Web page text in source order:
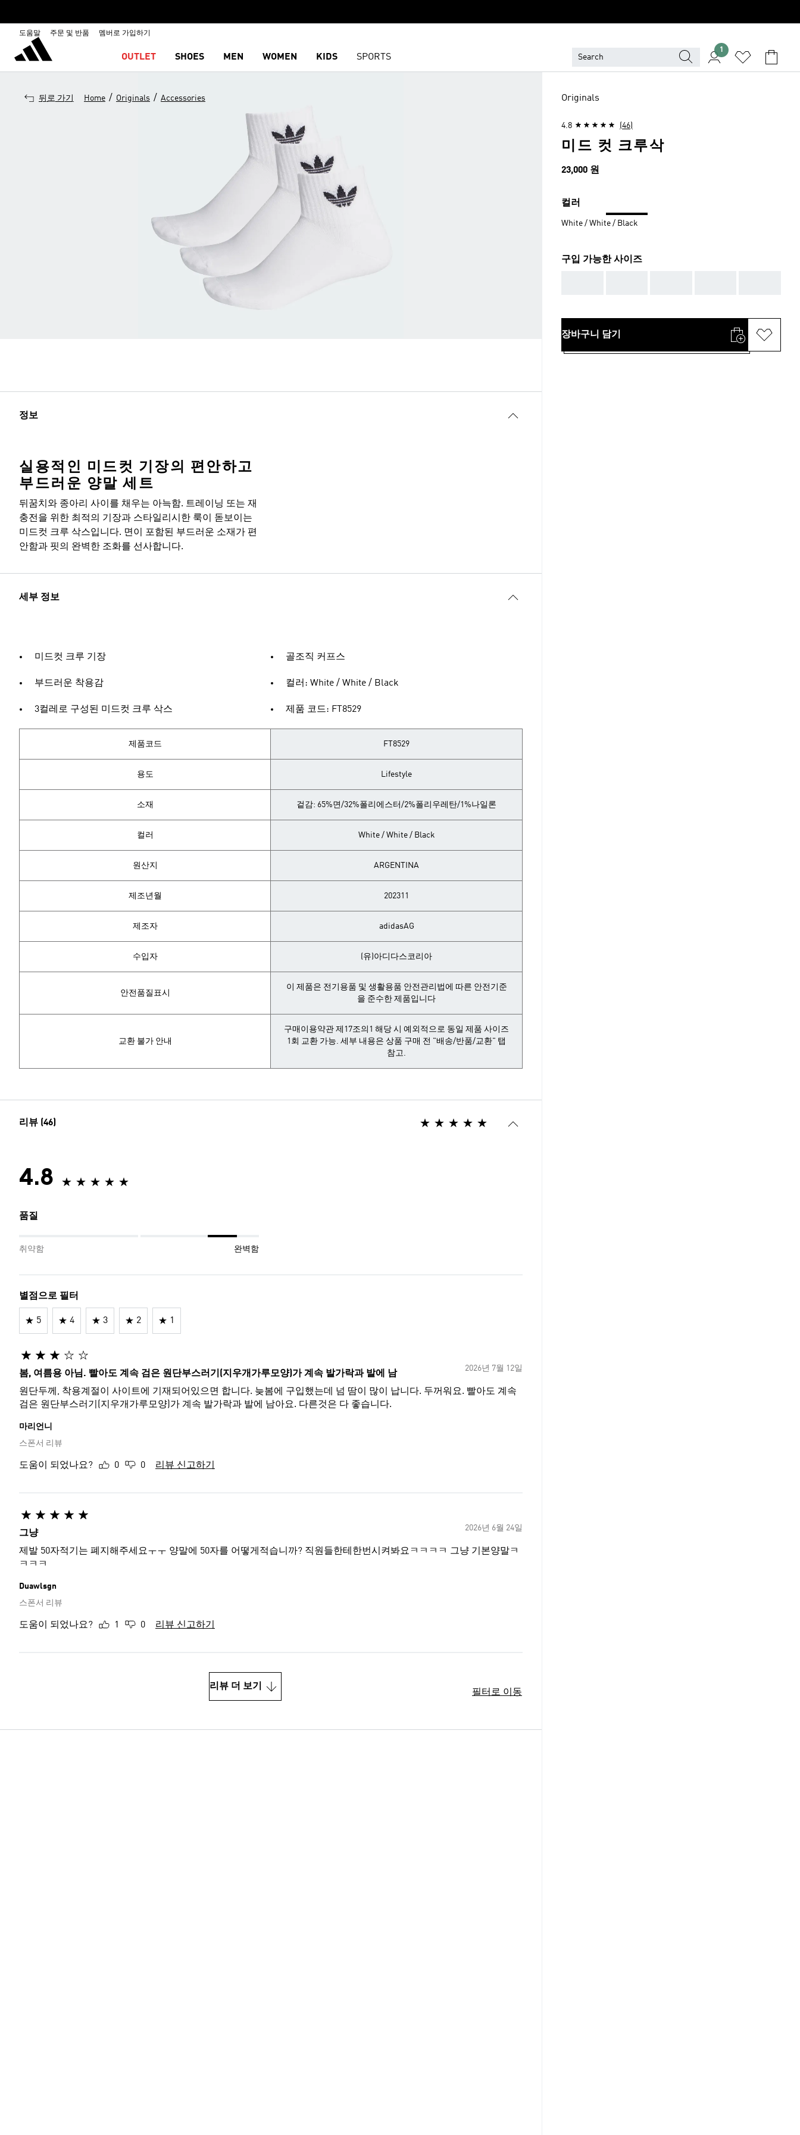
도움말 주문 및 반품 멤버로 가입하기
OUTLET SHOES MEN WOMEN KIDS SPORTS
1
뒤로 가기 Home / Originals / Accessories
정보
실용적인 미드컷 기장의 편안하고
부드러운 양말 세트
뒤꿈치와 종아리 사이를 채우는 아늑함. 트레이닝 또는 재
충전을 위한 최적의 기장과 스타일리시한 룩이 돋보이는
미드컷 크루 삭스입니다. 면이 포함된 부드러운 소재가 편
안함과 핏의 완벽한 조화를 선사합니다.
세부 정보
미드컷 크루 기장
부드러운 착용감
3컬레로 구성된 미드컷 크루 삭스
골조직 커프스
컬러: White / White / Black
제품 코드: FT8529
제품코드 FT8529
용도 Lifestyle
소재 겉감: 65%면/32%폴리에스터/2%폴리우레탄/1%나일론
컬러 White / White / Black
원산지 ARGENTINA
제조년월 202311
제조자 adidasAG
수입자 (유)아디다스코리아
안전품질표시
이 제품은 전기용품 및 생활용품 안전관리법에 따른 안전기준
을 준수한 제품입니다
교환 불가 안내
구매이용약관 제17조의1 해당 시 예외적으로 동일 제품 사이즈
1회 교환 가능. 세부 내용은 상품 구매 전 "배송/반품/교환" 탭
참고.
리뷰 (46)
4.8
품질
취약함 완벽함
별점으로 필터
5 4 3 2 1
2026년 7월 12일
봄, 여름용 아님. 빨아도 계속 검은 원단부스러기(지우개가루모양)가 계속 발가락과 발에 남
원단두께, 착용계절이 사이트에 기재되어있으면 합니다. 늦봄에 구입했는데 넘 땀이 많이 납니다. 두꺼워요. 빨아도 계속
검은 원단부스러기(지우개가루모양)가 계속 발가락과 발에 남아요. 다른것은 다 좋습니다.
마리언니
스폰서 리뷰
도움이 되었나요? 0 0 리뷰 신고하기
2026년 6월 24일
그냥
제발 50자적기는 폐지해주세요ㅜㅜ 양말에 50자를 어떻게적습니까? 직원들한테한번시켜봐요ㅋㅋㅋㅋ 그냥 기본양말ㅋ
ㅋㅋㅋ
Duawlsgn
스폰서 리뷰
도움이 되었나요? 1 0 리뷰 신고하기
리뷰 더 보기
필터로 이동
Originals
4.8 (46)
미드 컷 크루삭
가격
23,000 원
컬러
White / White / Black
구입 가능한 사이즈
장바구니 담기